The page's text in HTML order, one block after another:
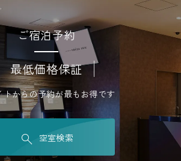
崎駅東
相鉄フレッサイン 鎌倉大船
駅笠間口
大船
相鉄フレッサイン 藤沢湘南
台
ご宿泊予約
最低価格保証
トからの予約が最もお得です
空室検索